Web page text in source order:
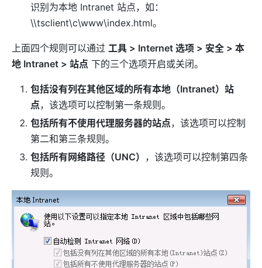
识别为本地 Intranet 站点，如：
\\tsclient\c\www\index.html。
上面四个规则可以通过 工具 > Internet 选项 > 安全 > 本
地 Intranet > 站点 下的三个选项开启或关闭。
包括没有列在其他区域的所有本地（Intranet）站
点，该选项可以控制第一条规则。
包括所有不使用代理服务器的站点，该选项可以控制
第二和第三条规则。
包括所有网络路径（UNC） ，该选项可以控制第四条
规则。